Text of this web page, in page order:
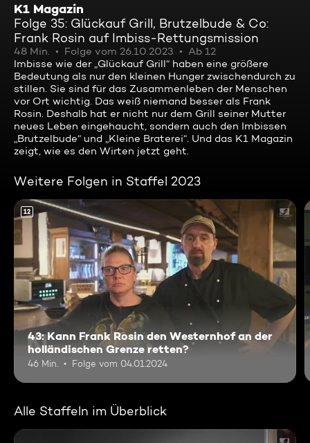
K1 Magazin
Folge 35: Glückauf Grill, Brutzelbude & Co:
Frank Rosin auf Imbiss-Rettungsmission
48 Min. Folge vom 26.10.2023
Ab 12
Imbisse wie der „Glückauf Grill“ haben eine größere
Bedeutung als nur den kleinen Hunger zwischendurch zu
stillen. Sie sind für das Zusammenleben der Menschen
vor Ort wichtig. Das weiß niemand besser als Frank
Rosin. Deshalb hat er nicht nur dem Grill seiner Mutter
neues Leben eingehaucht, sondern auch den Imbissen
„Brutzelbude“ und „Kleine Braterei“. Und das K1 Magazin
zeigt, wie es den Wirten jetzt geht.
Weitere Folgen in Staffel 2023
12
43: Kann Frank Rosin den Westernhof an der
holländischen Grenze retten?
46 Min. Folge vom 04.01.2024
Alle Staffeln im Überblick